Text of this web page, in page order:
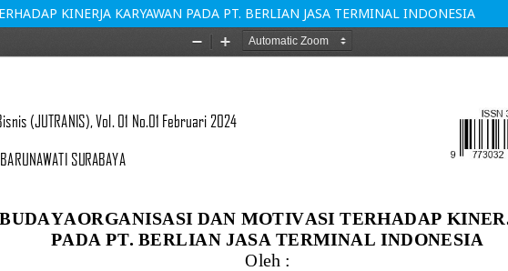
KINERJA KARYAWAN PADA PT. BERLIAN JASA TERMINAL INDONESIA